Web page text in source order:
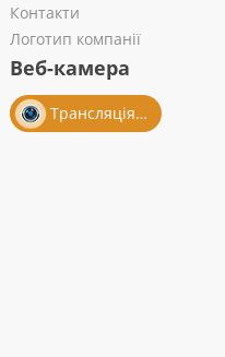
Контакти
Логотип компанії
Веб-камера
Трансляція із салону